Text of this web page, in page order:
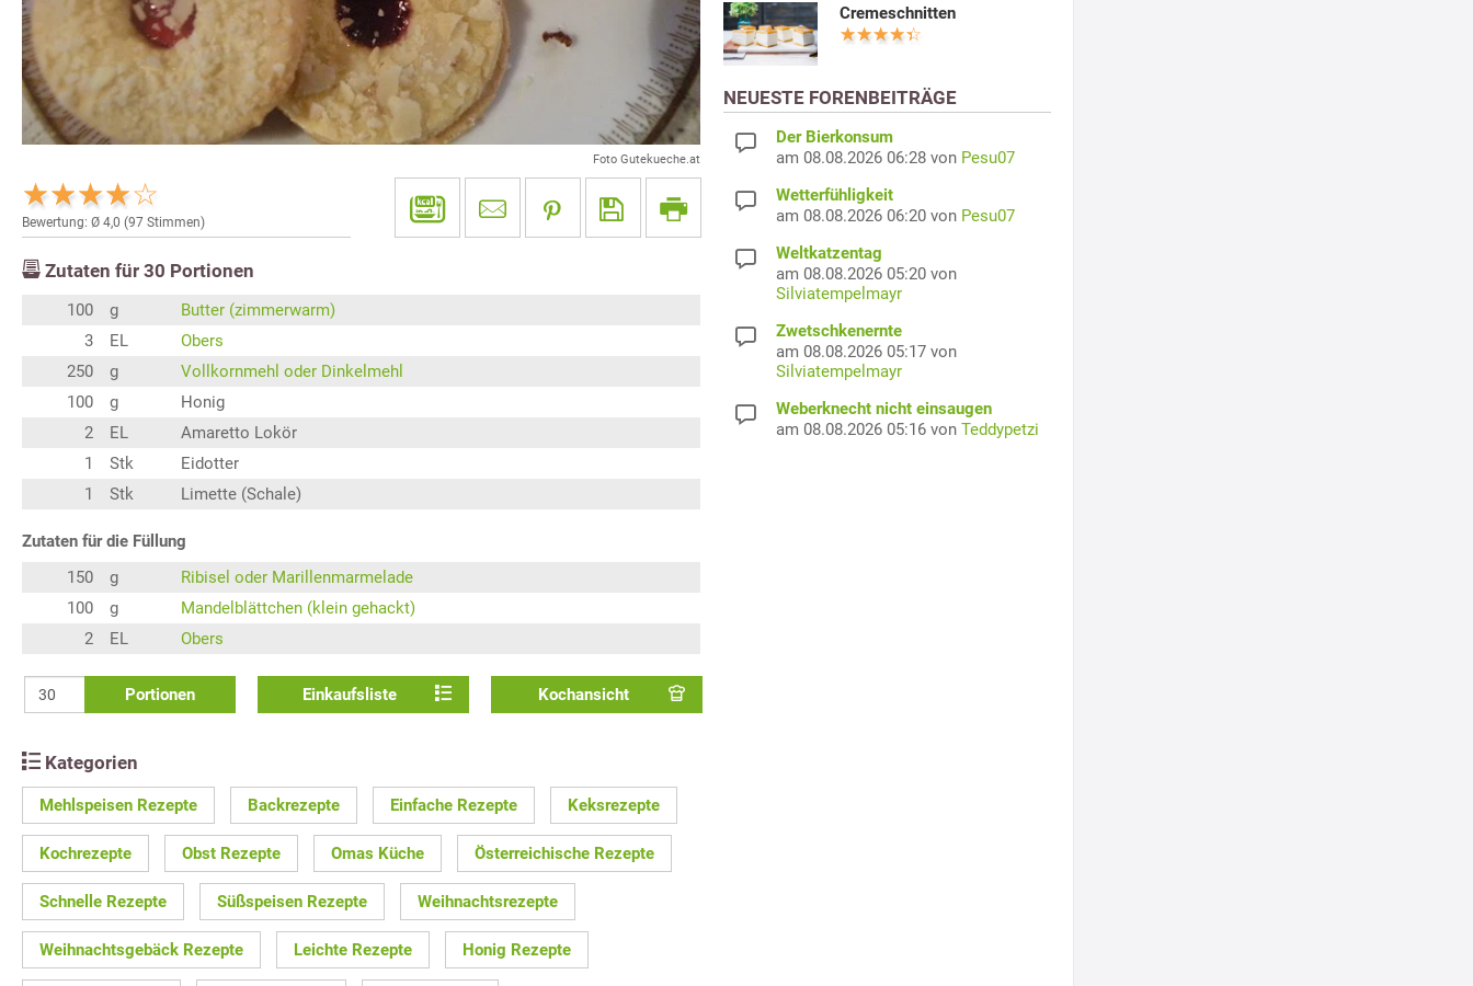
Foto Gutekueche.at
Bewertung: Ø 4,0 (97 Stimmen)
Zutaten für 30 Portionen
100 g
Butter (zimmerwarm)
3
EL
Obers
250
g
Vollkornmehl oder Dinkelmehl
100
g
Honig
2
EL
Amaretto Lokör
1
Stk
Eidotter
1
Stk Limette (Schale)
Zutaten für die Füllung
150
g
Ribisel oder Marillenmarmelade
100
g
Mandelblättchen (klein gehackt)
2
EL Obers
Portionen Einkaufsliste Kochansicht
Kategorien
Mehlspeisen Rezepte Backrezepte Einfache Rezepte Keksrezepte
Kochrezepte Obst Rezepte Omas Küche Österreichische Rezepte
Schnelle Rezepte Süßspeisen Rezepte Weihnachtsrezepte
Weihnachtsgebäck Rezepte Leichte Rezepte Honig Rezepte
Cremeschnitten
NEUESTE FORENBEITRÄGE
Der Bierkonsum
am 08.08.2026 06:28 von Pesu07
Wetterfühligkeit
am 08.08.2026 06:20 von Pesu07
Weltkatzentag
am 08.08.2026 05:20 von
Silviatempelmayr
Zwetschkenernte
am 08.08.2026 05:17 von
Silviatempelmayr
Weberknecht nicht einsaugen
am 08.08.2026 05:16 von Teddypetzi